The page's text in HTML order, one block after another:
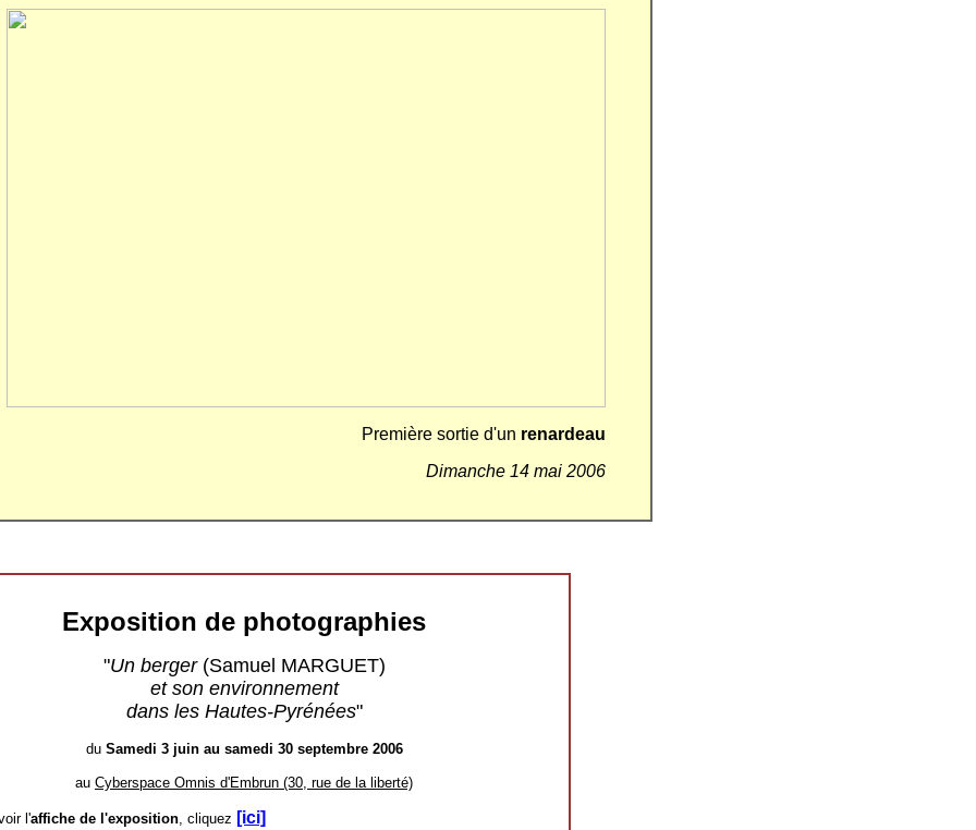
Première sortie d'un renardeau
Dimanche 14 mai 2006
Exposition de photographies
"Un berger (Samuel MARGUET)
et son environnement
dans les Hautes-Pyrénées"
du Samedi 3 juin au samedi 30 septembre 2006
au Cyberspace Omnis d'Embrun (30, rue de la liberté)
l'affiche de l'exposition, cliquez [ici]